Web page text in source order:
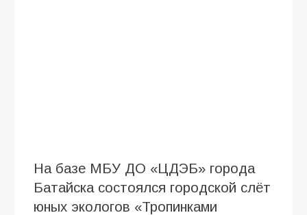
На базе МБУ ДО «ЦДЭБ» города
Батайска состоялся городской слёт
юных экологов «Тропинками